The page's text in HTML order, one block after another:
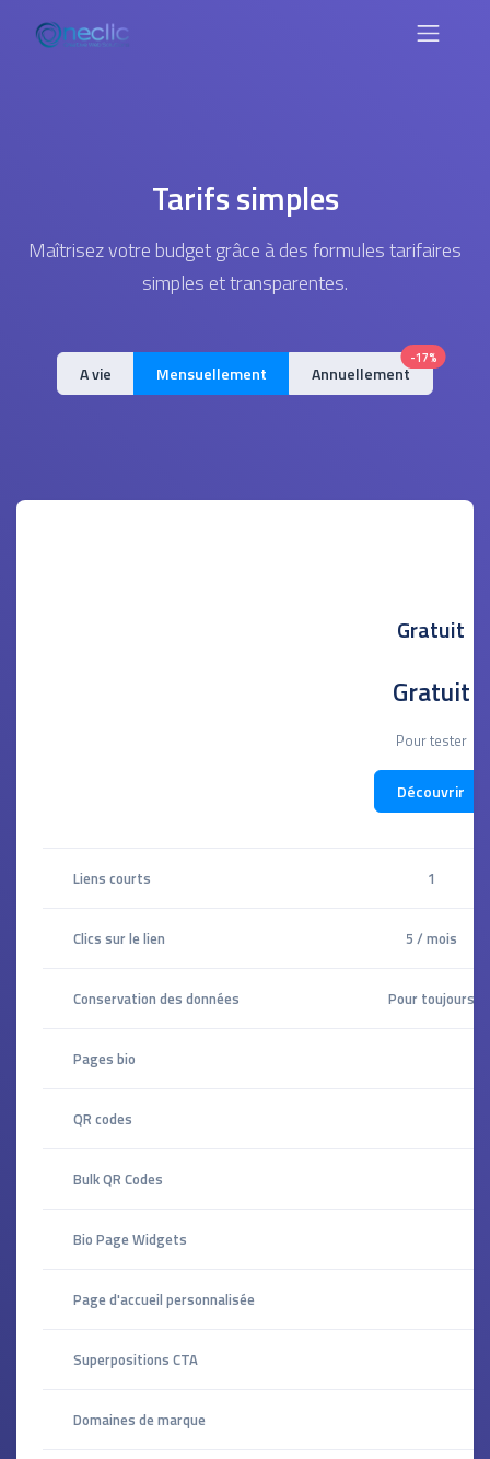
Tarifs simples
Maîtrisez votre budget grâce à des formules tarifaires
simples et transparentes.
A vie Mensuellement Annuellement
-17%
Gratuit
Gratuit
Pour tester
Découvrir
Liens courts 1
Clics sur le lien 5 / mois
Conservation des données Pour toujours
Pages bio
QR codes
Bulk QR Codes
Bio Page Widgets
Page d'accueil personnalisée
Superpositions CTA
Domaines de marque